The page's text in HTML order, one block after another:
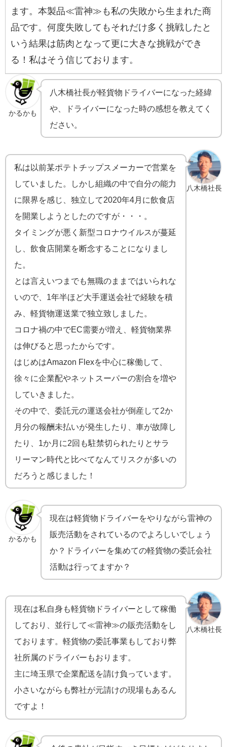
ます。本製品≪雷神≫も私の失敗から生まれた商
品です。何度失敗してもそれだけ多く挑戦したと
いう結果は筋肉となって更に大きな挑戦ができ
る！私はそう信じております。
かるかも
八木橋社長が軽貨物ドライバーになった経緯
や、ドライバーになった時の感想を教えてく
ださい。
八木橋社長
私は以前某ポテトチップスメーカーで営業を
していました。しかし組織の中で自分の能力
に限界を感じ、独立して2020年4月に飲食店
を開業しようとしたのですが・・・。
タイミングが悪く新型コロナウイルスが蔓延
し、飲食店開業を断念することになりまし
た。
とは言えいつまでも無職のままではいられな
いので、1年半ほど大手運送会社で経験を積
み、軽貨物運送業で独立致しました。
コロナ禍の中でEC需要が増え、軽貨物業界
は伸びると思ったからです。
はじめはAmazon Flexを中心に稼働して、
徐々に企業配やネットスーパーの割合を増や
していきました。
その中で、委託元の運送会社が倒産して2か
月分の報酬未払いが発生したり、車が故障し
たり、1か月に2回も駐禁切られたりとサラ
リーマン時代と比べてなんてリスクが多いの
だろうと感じました！
かるかも
現在は軽貨物ドライバーをやりながら雷神の
販売活動をされているのでよろしいでしょう
か？ドライバーを集めての軽貨物の委託会社
活動は行ってますか？
八木橋社長
現在は私自身も軽貨物ドライバーとして稼働
しており、並行して≪雷神≫の販売活動をし
ております。軽貨物の委託事業もしており弊
社所属のドライバーもおります。
主に埼玉県で企業配送を請け負っています。
小さいながらも弊社が元請けの現場もあるん
ですよ！